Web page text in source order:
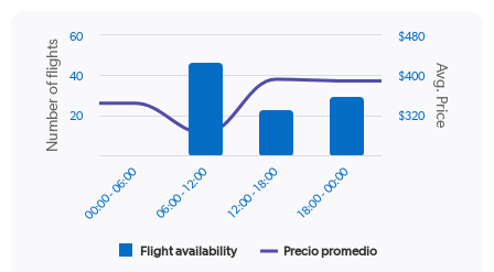
axis
displaying
values.
Range:
Combination
chart
with
data
series.
Chart
graphic.
Avg. Price
Number of flights
Flight availability Precio promedio
00:00 - 06:00 06:00 - 12:00 12:00 - 18:00 18:00 - 00:00
$320
$400
$480
20
40
60